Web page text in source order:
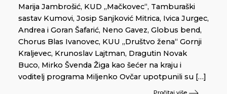
Marija Jambrošić, KUD „Mačkovec“, Tamburaški
sastav Kumovi, Josip Sanjković Mitrica, Ivica Jurgec,
Andrea i Goran Šafarić, Neno Gavez, Globus bend,
Chorus Blas Ivanovec, KUU „Društvo žena“ Gornji
Kraljevec, Krunoslav Lajtman, Dragutin Novak
Buco, Mirko Švenda Žiga kao šećer na kraju i
voditelj programa Miljenko Ovčar upotpunili su […]
Pročitaj više